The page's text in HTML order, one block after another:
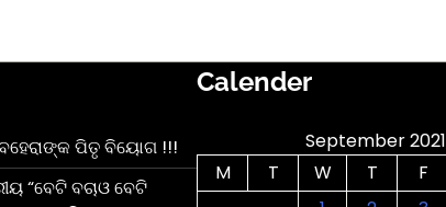
ପିତୃ ବିୟୋଗ !!!
“ବେଟି ବଚାଓ ବେଟି
Calender
September 2021
M
T W T F